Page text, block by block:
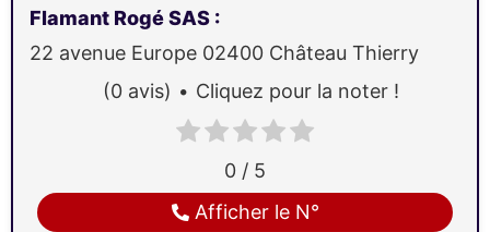
Flamant Rogé SAS :
22 avenue Europe 02400 Château Thierry
Afficher le N°
0 / 5
(0 avis) Cliquez pour la noter !